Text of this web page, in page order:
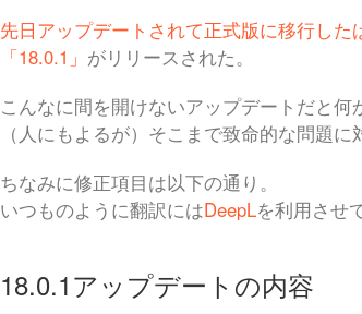
先日アップデートされて正式版に移行した
「18.0.1」 がリリースされた。
こんなに間を開けないアップデートだと
（人にもよるが）そこまで致命的な問題に
ちなみに修正項目は以下の通り。
いつものように翻訳にはDeepLを利用させ
18.0.1アップデートの内容